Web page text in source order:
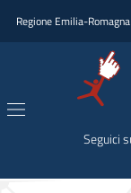
Regione Emilia-Romagna
Seguici